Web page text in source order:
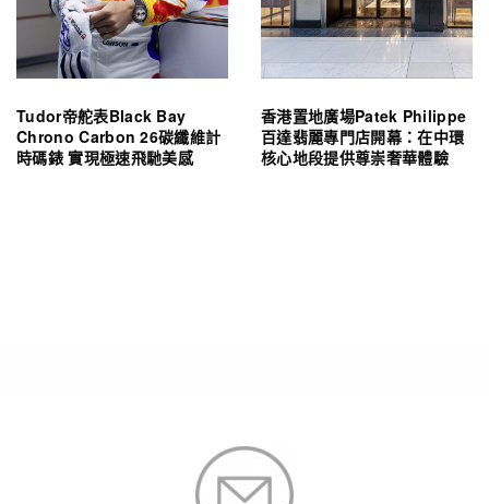
Tudor帝舵表Black Bay
Chrono Carbon 26碳纖維計
時碼錶 實現極速飛馳美感
香港置地廣場Patek Philippe
百達翡麗專門店開幕：在中環
核心地段提供尊崇奢華體驗